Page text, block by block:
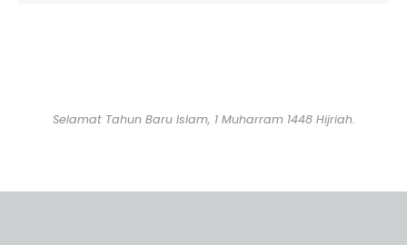
Selamat Tahun Baru Islam, 1 Muharram 1448 Hijriah.